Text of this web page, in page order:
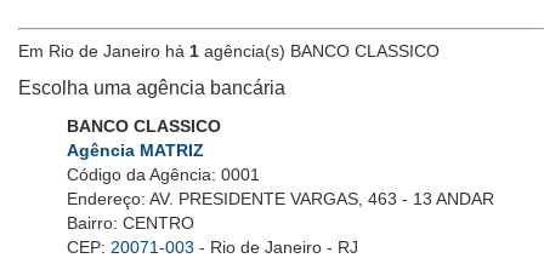
Em Rio de Janeiro há 1 agência(s) BANCO CLASSICO
Escolha uma agência bancária
BANCO CLASSICO
Agência MATRIZ
Código da Agência: 0001
Endereço: AV. PRESIDENTE VARGAS, 463 - 13 ANDAR
Bairro: CENTRO
CEP: 20071-003 - Rio de Janeiro - RJ